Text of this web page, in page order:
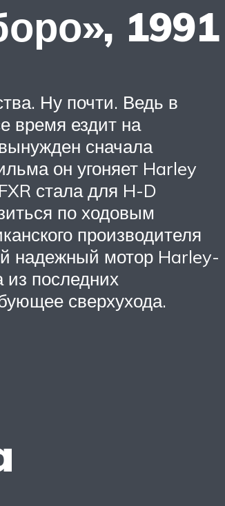
1991
Ну почти. Ведь в
время ездит на
сначала
он угоняет Harley
стала для H-D
по ходовым
производителя
надежный мотор Harley-
последних
сверхухода.